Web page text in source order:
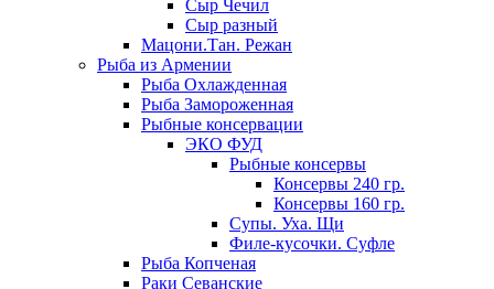
Сыр Чечил
Сыр разный
Мацони.Тан. Режан
Рыба из Армении
Рыба Охлажденная
Рыба Замороженная
Рыбные консервации
ЭКО ФУД
Рыбные консервы
Консервы 240 гр.
Консервы 160 гр.
Супы. Уха. Щи
Филе-кусочки. Суфле
Рыба Копченая
Раки Севанские